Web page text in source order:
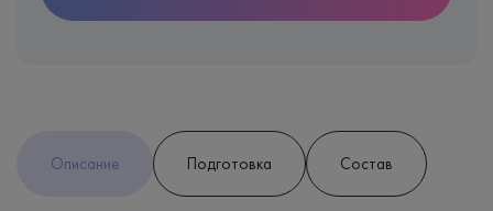
Описание Подготовка Состав